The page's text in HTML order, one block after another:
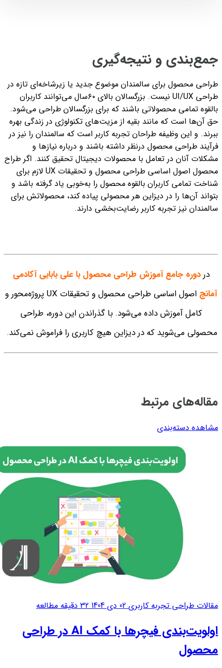
جمع‌بندی و نتیجه‌گیری
طراحی محصول برای سالمندان موضوع جدید یا زیرشاخه‌ای تازه در
طراحی UI/UX نیست. بزرگسالان بالای ۶۰سال می‌توانند کاربران
بالقوه تمامی محصولاتی باشند که برای بزرگسالان طراحی می‌شود.
حق آن‌ها است که مانند بقیه از مزیت‌های تکنولوژی در زندگی بهره
ببرند. و این وظیفه طراحان تجربه کاربر است که سالمندان را نیز در
فرآیند طراحی محصول درنظر داشته باشند و درباره نیازها و
مشکلات آنان در تعامل با محصولات دیجیتال تحقیق کنند. اگر طراح
محصول اصول اساسی طراحی محصول و تحقیقات UX لازم برای
شناخت تمامی کاربران بالقوه محصول را به‌خوبی یاد گرفته باشد و
بتواند آن‌ها را در دیزاین هر محصولی پیاده کند، محصولاتش برای
سالمندان نیز تجربه کاربر رضایت‌بخشی دارند.
دردوره جامع آموزش طراحی محصول با علی بابایی آکادمی
آمانج
اصول اساسی طراحی محصول و تحقیقات UX پروژه‌محور و
کامل آموزش داده می‌شود. با گذراندن این دوره، طراحی
محصولی می‌شوید که در دیزاین هیچ کاربری را فراموش نمی‌کند.
مقاله‌های مرتبط
مشاهده دسته‌بندی
مقالات طراحی تجربه کاربری 02 دی 1404 32 دقیقه مطالعه
اولویت‌بندی فیچرها با کمک AI در طراحی
محصول